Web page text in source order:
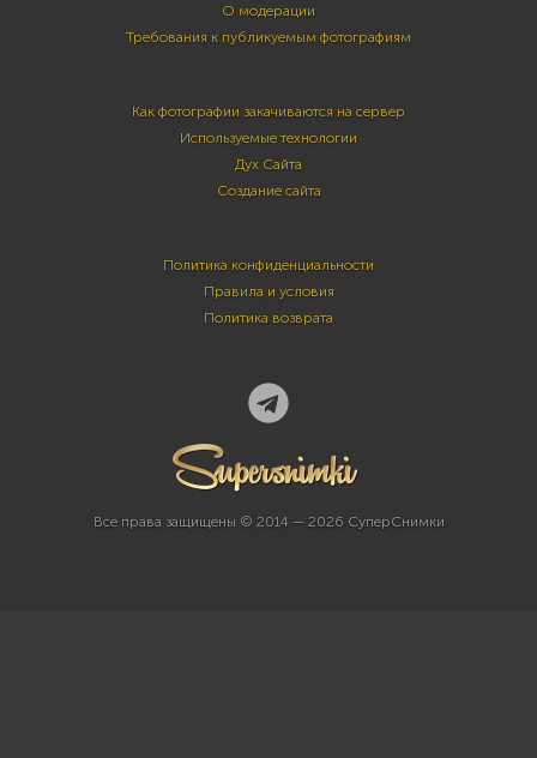
О модерации
Требования к публикуемым фотографиям
Как фотографии закачиваются на сервер
Используемые технологии
Дух Сайта
Создание сайта
Политика конфиденциальности
Правила и условия
Политика возврата
Все права защищены © 2014 — 2026 СуперСнимки